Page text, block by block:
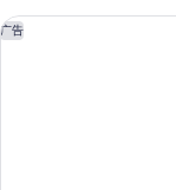
所
a
Kind)
广告
银座蒙特利酒店